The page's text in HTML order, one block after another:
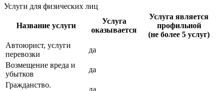
Услуги для физических лиц
Название услуги
Услуга
оказывается
Услуга является
профильной
(не более 5 услуг)
Автоюрист, услуги
перевозки
да
Возмещение вреда и
убытков
да
Гражданство.
да